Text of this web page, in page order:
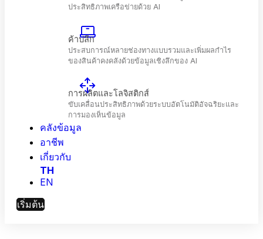
ปรับปรุงการผลิต การเงิน และการปฏิบัติตามกฎระเบี
โทรคมนาคม
เพิ่มประสิทธิภาพการมีส่วนร่วมของลูกค้าและ
ประสิทธิภาพเครือข่ายด้วย AI
ค้าปลีก
ประสบการณ์หลายช่องทางแบบรวมและเพิ่มผลกำไร
คลังข้อมูล
อาชีพ
เกี่ยวกับ
TH
EN
เริ่มต้น